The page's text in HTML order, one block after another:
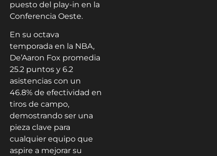
puesto del play-in en la
Conferencia Oeste.
En su octava
temporada en la NBA,
De’Aaron Fox promedia
25.2 puntos y 6.2
asistencias con un
46.8% de efectividad en
tiros de campo,
demostrando ser una
pieza clave para
cualquier equipo que
aspire a mejorar su